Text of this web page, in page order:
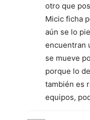
otro que
Micic ficha
aún se lo
encuentran
se mueve
porque lo
también es
equipos,